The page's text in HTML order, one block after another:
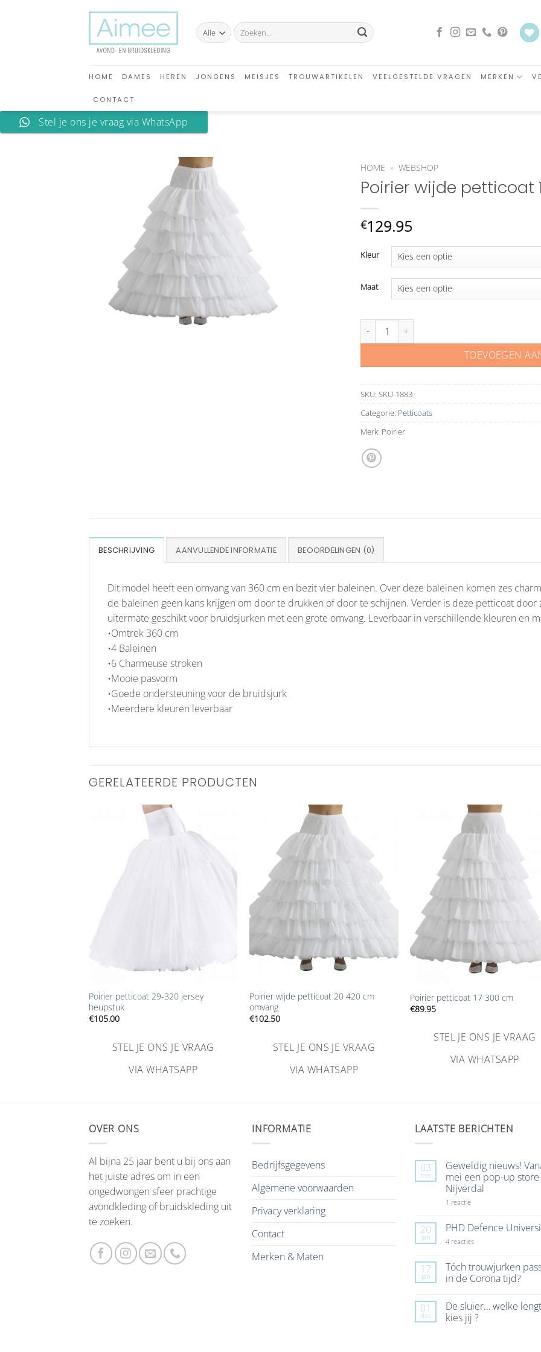
Zoeken
naar:
HOME DAMES HEREN JONGENS MEISJES TROUWARTIKELEN VEELGESTELDE VRAGEN MERKEN
CONTACT
Stel je ons je vraag via WhatsApp
HOME » WEBSHOP
Poirier wijde petticoat
€129.95
Kleur
Maat
Poirier wijde petticoat 18 360 cm aantal
TOEVOEGEN
SKU: SKU-1883
Categorie: Petticoats
Merk: Poirier
BESCHRIJVING AANVULLENDE INFORMATIE BEOORDELINGEN (0)
Dit model heeft een omvang van 360 cm en bezit vier baleinen. Over deze baleinen komen zes
de baleinen geen kans krijgen om door te drukken of door te schijnen. Verder is deze petticoat
uitermate geschikt voor bruidsjurken met een grote omvang. Leverbaar in verschillende kleuren en
•Omtrek 360 cm
•4 Baleinen
•6 Charmeuse stroken
•Mooie pasvorm
•Goede ondersteuning voor de bruidsjurk
•Meerdere kleuren leverbaar
GERELATEERDE PRODUCTEN
Aan
verlanglijst
Poirier petticoat 29-320 jersey
heupstuk
€105.00
STEL JE ONS JE VRAAG
VIA WHATSAPP
toevoegen
Poirier wijde petticoat 20 420 cm
omvang
€102.50
STEL JE ONS JE VRAAG
VIA WHATSAPP
Poirier petticoat 17 300 cm
€89.95
STEL JE ONS JE VRAAG
VIA WHATSAPP
OVER ONS
Al bijna 25 jaar bent u bij ons aan
het juiste adres om in een
ongedwongen sfeer prachtige
avondkleding of bruidskleding uit
te zoeken.
INFORMATIE
Bedrijfsgegevens
Algemene voorwaarden
Privacy verklaring
Contact
Merken & Maten
LAATSTE BERICHTEN
03
mei
Geweldig nieuws!
mei een pop-up store
Nijverdal
1 reactieop
Vanaf
7
mei
up
store
in
20
jan
PHD Defence
4 reactiesop
University
17
jan
Tóch trouwjurken
in de Corona tijd?
op
Tóch
trouwjurken
01
dec
De sluier… welke
kies jij ?